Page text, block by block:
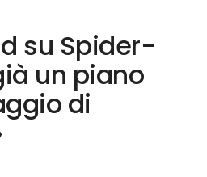
su Spider-
un piano
di